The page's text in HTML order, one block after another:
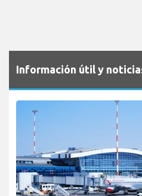
Información útil y